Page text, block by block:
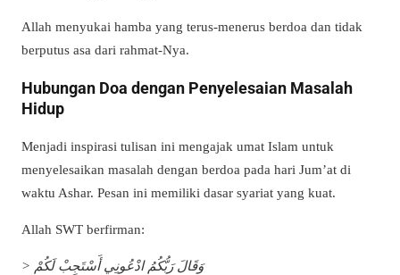
Allah menyukai hamba yang terus-menerus berdoa dan tidak
berputus asa dari rahmat-Nya.
Hubungan Doa dengan Penyelesaian Masalah
Hidup
Menjadi inspirasi tulisan ini mengajak umat Islam untuk
menyelesaikan masalah dengan berdoa pada hari Jum’at di
waktu Ashar. Pesan ini memiliki dasar syariat yang kuat.
Allah SWT berfirman:
> وَقَالَ رَبُّكُمُ ادْعُونِي أَسْتَجِبْ لَكُمْ